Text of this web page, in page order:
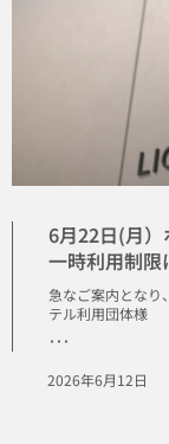
6月22日(月）
一時利用制限
急なご案内となり
テル利用団体様
･･･
2026年6月12日